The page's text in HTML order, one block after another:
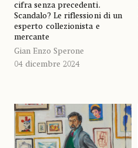
cifra senza precedenti.
Scandalo? Le riflessioni di un
esperto collezionista e
mercante
Gian Enzo Sperone
04 dicembre 2024